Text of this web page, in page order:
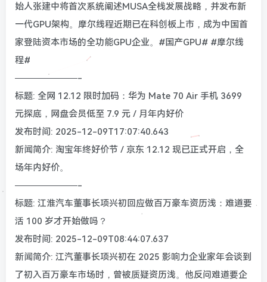
始人张建中将首次系统阐述MUSA全栈发展战略，并发布新
一代GPU架构。摩尔线程近期已在科创板上市，成为中国首
家登陆资本市场的全功能GPU企业。#国产GPU# #摩尔线
程#
———————-
标题: 全网 12.12 限时加码：华为 Mate 70 Air 手机 3699
元探底，网盘会员低至 7.9 元 / 月年内好价
发布时间: 2025-12-09T17:07:40.643
新闻简介: 淘宝年终好价节 / 京东 12.12 现已正式开启，全
场年内好价。
———————-
标题: 江淮汽车董事长项兴初回应做百万豪车资历浅：难道要
活 100 岁才开始做吗？
发布时间: 2025-12-09T08:44:07.637
新闻简介: 江汽董事长项兴初在 2025 影响力企业家年会谈到
了初入百万豪车市场时，曾被质疑资历浅。他反问难道要企